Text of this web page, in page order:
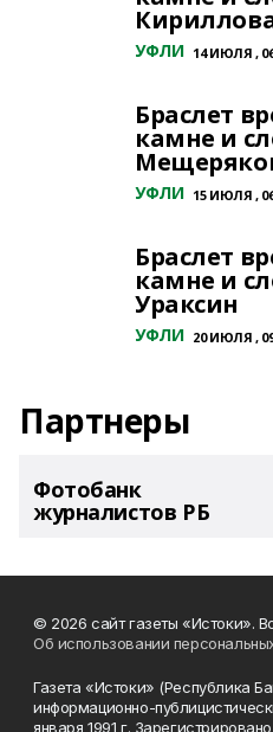
УФЛИ 14 ИЮЛЯ ,
Браслет
камне и
УФЛИ 15 ИЮЛЯ ,
Браслет
камне и
Ураксин
УФЛИ 20 ИЮЛЯ ,
Партнеры
Фотобанк
журналистов РБ
© 2026 сайт газеты «Истоки».
Об использовании
Газета «Истоки» (Республика
информационно-
января 1991 г.